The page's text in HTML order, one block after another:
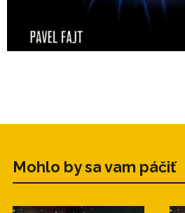
Mohlo by sa vam páčiť